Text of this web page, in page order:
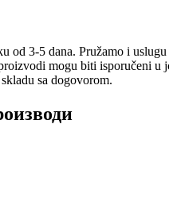
od 3-5 dana. Pružamo i uslugu
mogu biti isporučeni u
sa dogovorom.